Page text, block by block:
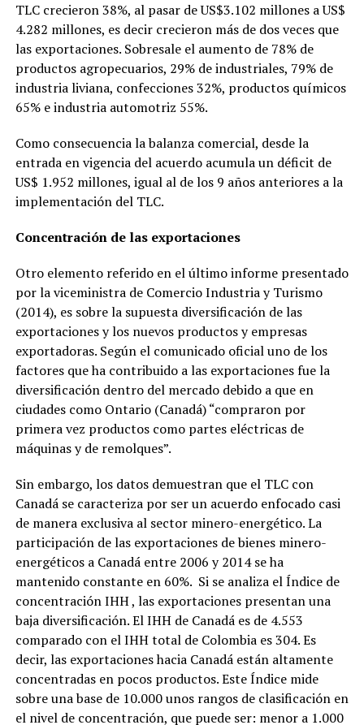
TLC crecieron 38%, al pasar de US$3.102 millones a US$
4.282 millones, es decir crecieron más de dos veces que
las exportaciones. Sobresale el aumento de 78% de
productos agropecuarios, 29% de industriales, 79% de
industria liviana, confecciones 32%, productos químicos
65% e industria automotriz 55%.
Como consecuencia la balanza comercial, desde la
entrada en vigencia del acuerdo acumula un déficit de
US$ 1.952 millones, igual al de los 9 años anteriores a la
implementación del TLC.
Concentración de las exportaciones
Otro elemento referido en el último informe presentado
por la viceministra de Comercio Industria y Turismo
(2014), es sobre la supuesta diversificación de las
exportaciones y los nuevos productos y empresas
exportadoras. Según el comunicado oficial uno de los
factores que ha contribuido a las exportaciones fue la
diversificación dentro del mercado debido a que en
ciudades como Ontario (Canadá) “compraron por
primera vez productos como partes eléctricas de
máquinas y de remolques”.
Sin embargo, los datos demuestran que el TLC con
Canadá se caracteriza por ser un acuerdo enfocado casi
de manera exclusiva al sector minero-energético. La
participación de las exportaciones de bienes minero-
energéticos a Canadá entre 2006 y 2014 se ha
mantenido constante en 60%. Si se analiza el Índice de
concentración IHH , las exportaciones presentan una
baja diversificación. El IHH de Canadá es de 4.553
comparado con el IHH total de Colombia es 304. Es
decir, las exportaciones hacia Canadá están altamente
concentradas en pocos productos. Este Índice mide
sobre una base de 10.000 unos rangos de clasificación en
el nivel de concentración, que puede ser: menor a 1.000